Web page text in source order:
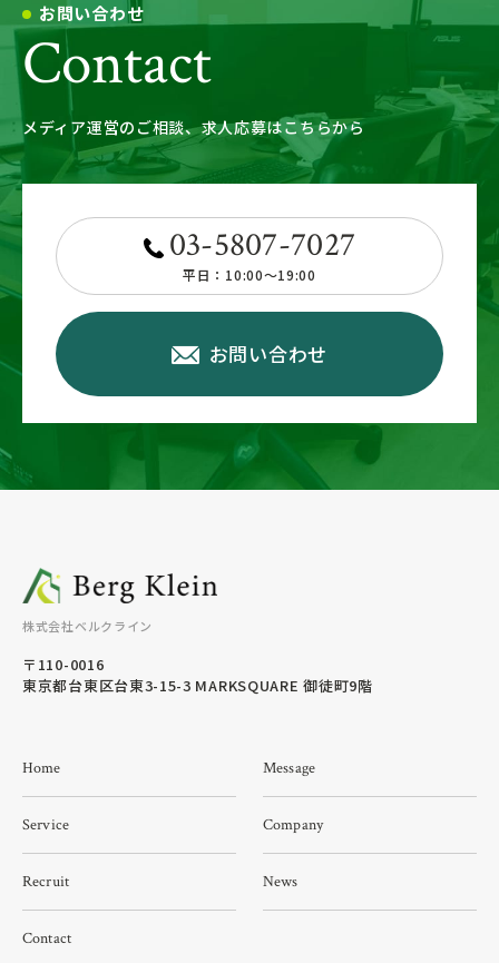
お問い合わせ
Contact
メディア運営のご相談、求人応募はこちらから
03-5807-7027
平日：10:00～19:00
お問い合わせ
株式会社ベルクライン
〒110-0016
東京都台東区台東3-15-3 MARKSQUARE 御徒町9階
Home Message
Service Company
Recruit News
Contact